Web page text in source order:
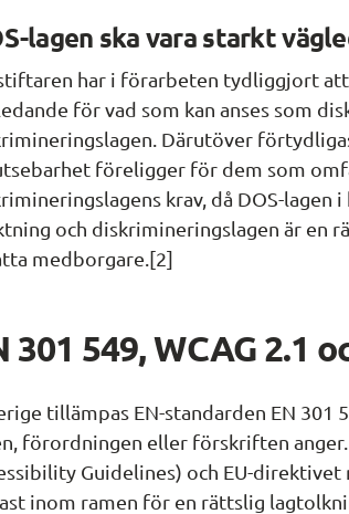
lagen ska vara starkt
har i förarbeten tydliggjort att
för vad som kan anses som
Därutöver
föreligger för dem som
krav, då DOS-lagen
och diskrimineringslagen är en
medborgare.[2]
301 549, WCAG 2.1
tillämpas EN-standarden EN 301
förordningen eller förskriften anger.
Guidelines) och EU-
inom ramen för en rättslig